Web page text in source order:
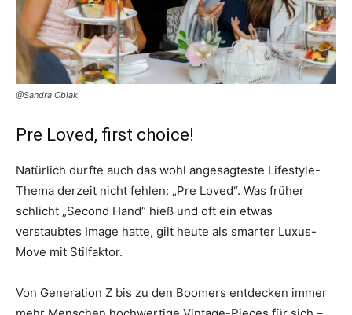
@Sandra Oblak
Pre Loved, first choice!
Natürlich durfte auch das wohl angesagteste Lifestyle-
Thema derzeit nicht fehlen: „Pre Loved“. Was früher
schlicht „Second Hand“ hieß und oft ein etwas
verstaubtes Image hatte, gilt heute als smarter Luxus-
Move mit Stilfaktor.
Von Generation Z bis zu den Boomers entdecken immer